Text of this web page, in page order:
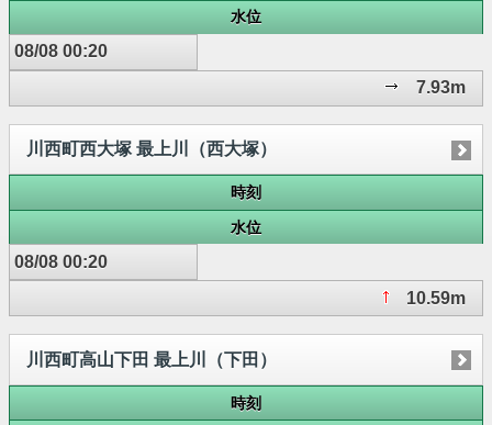
水位
08/08 00:20
7.93m
川西町西大塚 最上川（西大塚）
時刻
水位
08/08 00:20
10.59m
川西町高山下田 最上川（下田）
時刻